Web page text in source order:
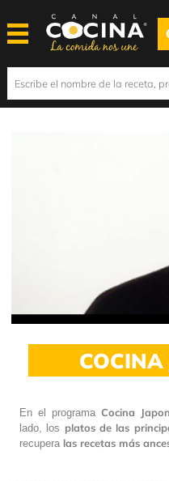
En el programaCocina
lado, los platos de las
recupera las recetas más